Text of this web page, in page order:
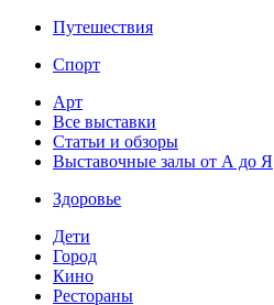
Путешествия
Спорт
Арт
Все выставки
Статьи и обзоры
Выставочные залы от А до Я
Здоровье
Дети
Город
Кино
Рестораны